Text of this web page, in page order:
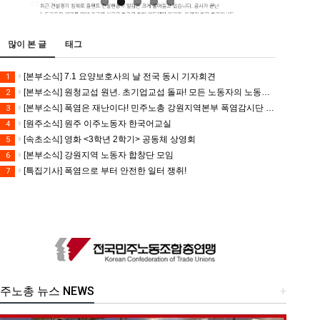
많이 본 글 태그
1 [본부소식] 7.1 요양보호사의 날 전국 동시 기자회견
2 [본부소식] 원청교섭 원년. 초기업교섭 돌파! 모든 노동자의 노동기본권 쟁취! 민주노총 7.15 총파업대회
3 [본부소식] 폭염은 재난이다! 민주노총 강원지역본부 폭염감시단 선포 기자회견
4 [원주소식] 원주 이주노동자 한국어교실
5 [속초소식] 영화 <3학년 2학기> 공동체 상영회
6 [본부소식] 강원지역 노동자 합창단 모임
7 [특집기사] 폭염으로 부터 안전한 일터 쟁취!
+
노총 뉴스 NEWS